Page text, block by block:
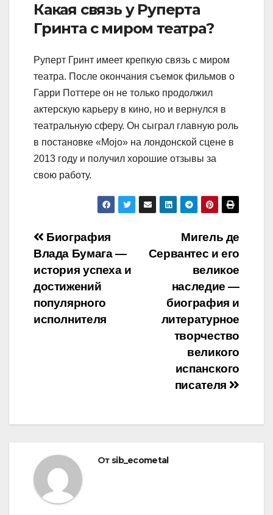
Какая связь у Руперта
Гринта с миром театра?
Руперт Гринт имеет крепкую связь с миром
театра. После окончания съемок фильмов о
Гарри Поттере он не только продолжил
актерскую карьеру в кино, но и вернулся в
театральную сферу. Он сыграл главную роль
в постановке «Mojo» на лондонской сцене в
2013 году и получил хорошие отзывы за
свою работу.
Навигация
по
записям
Мигель де
Сервантес и его
великое
наследие —
биография и
литературное
творчество
великого
испанского
писателя
Биография
Влада Бумага —
история успеха и
достижений
популярного
исполнителя
От sib_ecometal